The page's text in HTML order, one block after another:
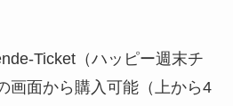
Ticket（ハッピー週末チ
画面から購入可能（上から4